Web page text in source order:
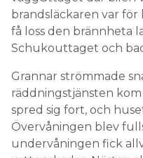
brandsläckaren var för
få loss den brännheta
Schukouttaget och
Grannar strömmade
räddningstjänsten
spred sig fort, och
Övervåningen blev
undervåningen fick